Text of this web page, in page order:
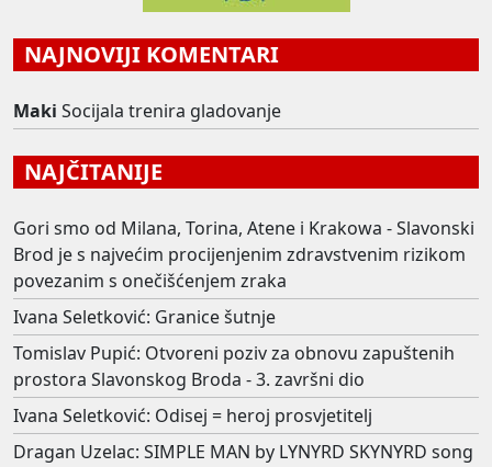
NAJNOVIJI KOMENTARI
Maki Socijala trenira gladovanje
NAJČITANIJE
Gori smo od Milana, Torina, Atene i Krakowa - Slavonski
Brod je s najvećim procijenjenim zdravstvenim rizikom
povezanim s onečišćenjem zraka
Ivana Seletković: Granice šutnje
Tomislav Pupić: Otvoreni poziv za obnovu zapuštenih
prostora Slavonskog Broda - 3. završni dio
Ivana Seletković: Odisej = heroj prosvjetitelj
Dragan Uzelac: SIMPLE MAN by LYNYRD SKYNYRD song